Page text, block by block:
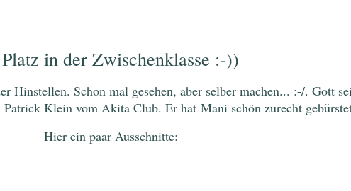
in der Zwischenklasse :-))
Schon mal gesehen, aber selber machen... :-/. Gott
Patrick Klein vom Akita Club. Er hat Mani schön zurecht
Hier ein paar Ausschnitte: